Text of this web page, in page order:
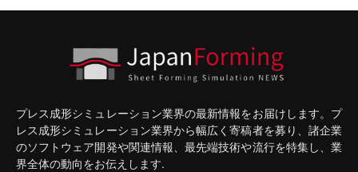
プレス成形シミュレーション業界の最新情報をお届けします。プ
レス成形シミュレーション業界から幅広く寄稿者を募り、諸企業
のソフトウェア開発や関連情報、最先端技術や流行を特集し、業
界全体の動向をお伝えします.